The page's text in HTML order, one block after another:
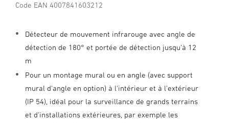
Code EAN 4007841603212
Détecteur de mouvement infrarouge avec angle de
détection de 180° et portée de détection jusqu'à 12
m
Pour un montage mural ou en angle (avec support
mural d'angle en option) à l'intérieur et à l'extérieur
(IP 54), idéal pour la surveillance de grands terrains
et d'installations extérieures, par exemple les